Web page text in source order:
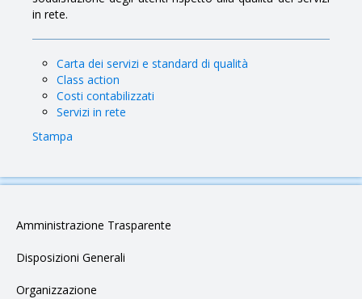
in rete.
Carta dei servizi e standard di qualità
Class action
Costi contabilizzati
Servizi in rete
Stampa
Amministrazione Trasparente
Disposizioni Generali
Organizzazione